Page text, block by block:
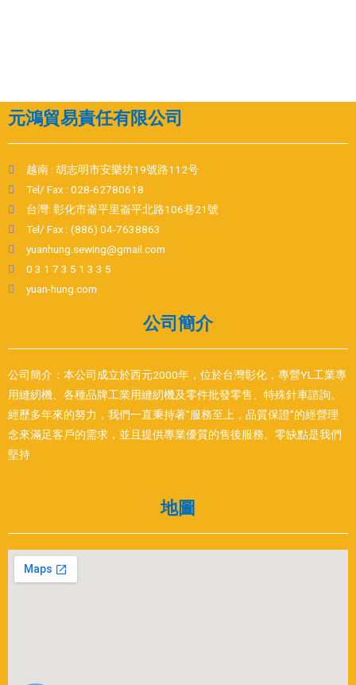
元鴻貿易責任有限公司
越南 : 胡志明市安樂坊19號路112号
Tel/ Fax : 028-62780618
台灣: 彰化市崙平里崙平北路106巷21號
Tel/ Fax : (886) 04-7638863
yuanhung.sewing@gmail.com
0 3 1 7 3 5 1 3 3 5
yuan-hung.com
公司簡介
公司簡介：本公司成立於西元2000年，位於台灣彰化，專營YL工業專
用縫紉機、各種品牌工業用縫紉機及零件批發零售、特殊針車諮詢。
經歷多年來的努力，我們一直秉持著”服務至上，品質保證”的經營理
念來滿足客戶的需求，並且提供專業優質的售後服務。零缺點是我們
堅持
地圖